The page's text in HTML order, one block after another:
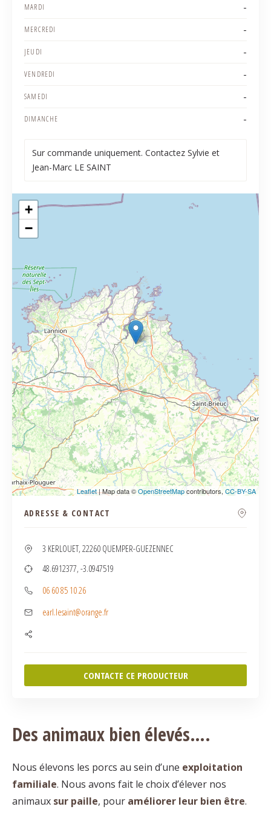
MARDI -
MERCREDI -
JEUDI -
VENDREDI -
SAMEDI -
DIMANCHE -
Sur commande uniquement. Contactez Sylvie et
Jean-Marc LE SAINT
+
−
Leaflet| Map data ©OpenStreetMapcontributors, CC-BY-SA
ADRESSE & CONTACT
3 KERLOUET, 22260 QUEMPER-GUEZENNEC
48.6912377, -3.0947519
06 60 85 10 26
earl.lesaint@orange.fr
CONTACTE CE PRODUCTEUR
Des animaux bien élevés….
Nous élevons les porcs au sein d’une exploitation
familiale. Nous avons fait le choix d’élever nos
animaux sur paille, pour améliorer leur bien être.